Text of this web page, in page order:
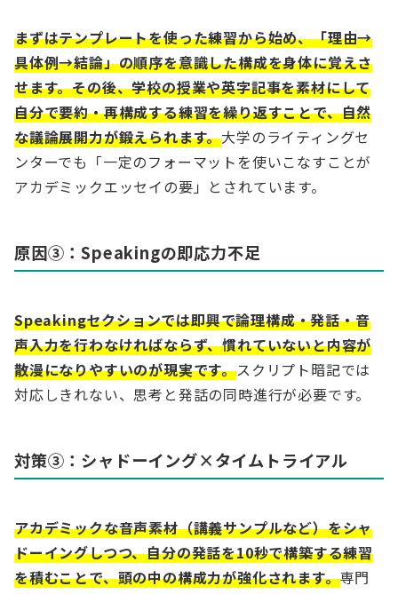
まずはテンプレートを使った練習から始め、「理由→
具体例→結論」の順序を意識した構成を身体に覚えさ
せます。その後、学校の授業や英字記事を素材にして
自分で要約・再構成する練習を繰り返すことで、自然
な議論展開力が鍛えられます。大学のライティングセ
ンターでも「一定のフォーマットを使いこなすことが
アカデミックエッセイの要」とされています。
原因③：Speakingの即応力不足
Speakingセクションでは即興で論理構成・発話・音
声入力を行わなければならず、慣れていないと内容が
散漫になりやすいのが現実です。スクリプト暗記では
対応しきれない、思考と発話の同時進行が必要です。
対策③：シャドーイング×タイムトライアル
アカデミックな音声素材（講義サンプルなど）をシャ
ドーイングしつつ、自分の発話を10秒で構築する練習
を積むことで、頭の中の構成力が強化されます。専門